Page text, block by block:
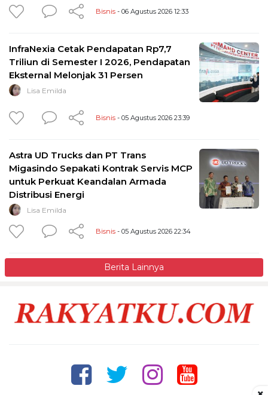
Bisnis - 06 Agustus 2026 12:33
InfraNexia Cetak Pendapatan Rp7,7
Triliun di Semester I 2026, Pendapatan
Eksternal Melonjak 31 Persen
Lisa Emilda
Bisnis - 05 Agustus 2026 23:39
Astra UD Trucks dan PT Trans
Migasindo Sepakati Kontrak Servis MCP
untuk Perkuat Keandalan Armada
Distribusi Energi
Lisa Emilda
Bisnis - 05 Agustus 2026 22:34
Berita Lainnya